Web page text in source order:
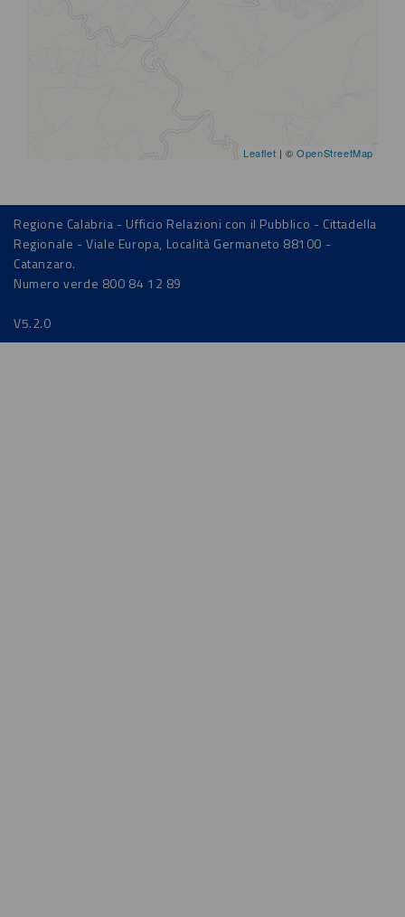
Leaflet | ©OpenStreetMap
Regione Calabria - Ufficio Relazioni con il Pubblico - Cittadella
Regionale - Viale Europa, Località Germaneto 88100 -
Catanzaro.
Numero verde 800 84 12 89
V5.2.0